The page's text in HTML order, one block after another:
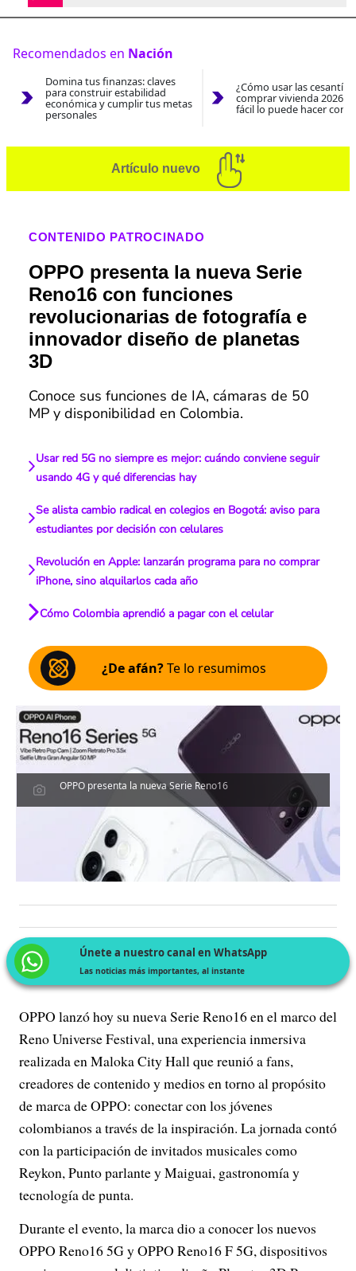
Recomendados en Nación
Domina tus finanzas: claves
para construir estabilidad
económica y cumplir tus metas
personales
¿Cómo usar las
comprar vivienda 2026?
fácil lo puede hacer con
Artículo nuevo
CONTENIDO PATROCINADO
OPPO presenta la nueva Serie
Reno16 con funciones
revolucionarias de fotografía e
innovador diseño de planetas
3D
Conoce sus funciones de IA, cámaras de 50
MP y disponibilidad en Colombia.
Usar red 5G no siempre es mejor: cuándo conviene seguir
usando 4G y qué diferencias hay
Se alista cambio radical en colegios en Bogotá: aviso para
estudiantes por decisión con celulares
Revolución en Apple: lanzarán programa para no comprar
iPhone, sino alquilarlos cada año
Cómo Colombia aprendió a pagar con el celular
¿De afán?Te lo resumimos
OPPO presenta la nueva Serie Reno16
Únete a nuestro canal en WhatsApp
Las noticias más importantes, al instante
OPPO lanzó hoy su nueva Serie Reno16 en el marco del
Reno Universe Festival, una experiencia inmersiva
realizada en Maloka City Hall que reunió a fans,
creadores de contenido y medios en torno al propósito
de marca de OPPO: conectar con los jóvenes
colombianos a través de la inspiración. La jornada contó
con la participación de invitados musicales como
Reykon, Punto parlante y Maiguai, gastronomía y
tecnología de punta.
Durante el evento, la marca dio a conocer los nuevos
OPPO Reno16 5G y OPPO Reno16 F 5G, dispositivos